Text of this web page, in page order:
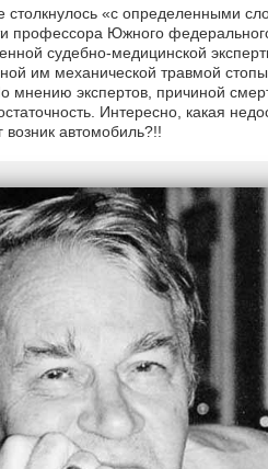
«с определенными
профессора Южного
судебно-медицинской
им механической травмой
мнению экспертов, причиной
Интересно, какая
автомобиль?!!